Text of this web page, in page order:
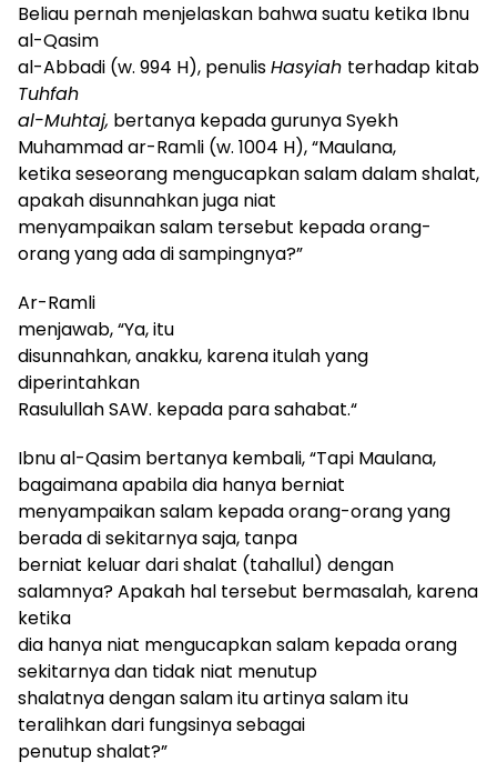
Beliau pernah menjelaskan bahwa suatu ketika Ibnu
al-Qasim
al-Abbadi (w. 994 H), penulisHasyiah terhadap kitab
Tuhfah
al-Muhtaj, bertanya kepada gurunya Syekh
Muhammad ar-Ramli (w. 1004 H), “Maulana,
ketika seseorang mengucapkan salam dalam shalat,
apakah disunnahkan juga niat
menyampaikan salam tersebut kepada orang-
orang yang ada di sampingnya?”
Ar-Ramli
menjawab,“Ya, itu
disunnahkan,anakku, karena itulah yang
diperintahkan
Rasulullah SAW. kepada para sahabat.“
Ibnu al-Qasim bertanya kembali, “Tapi Maulana,
bagaimana apabila dia hanya berniat
menyampaikan salam kepada orang-orang yang
berada di sekitarnya saja, tanpa
berniat keluar dari shalat (tahallul) dengan
salamnya?Apakah hal tersebut bermasalah, karena
ketika
dia hanya niat mengucapkan salam kepada orang
sekitarnya dan tidak niat menutup
shalatnya dengan salam itu artinya salam itu
teralihkan dari fungsinya sebagai
penutup shalat?”